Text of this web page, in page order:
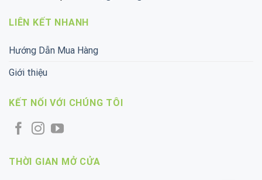
LIÊN KẾT NHANH
Hướng Dẫn Mua Hàng
Giới thiệu
KẾT NỐI VỚI CHÚNG TÔI
THỜI GIAN MỞ CỬA